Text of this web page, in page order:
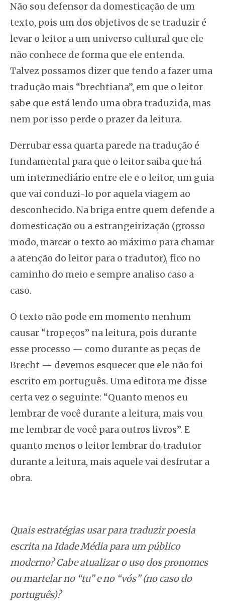
Não sou defensor da domesticação de um
texto, pois um dos objetivos de se traduzir é
levar o leitor a um universo cultural que ele
não conhece de forma que ele entenda.
Talvez possamos dizer que tendo a fazer uma
tradução mais “brechtiana”, em que o leitor
sabe que está lendo uma obra traduzida, mas
nem por isso perde o prazer da leitura.
Derrubar essa quarta parede na tradução é
fundamental para que o leitor saiba que há
um intermediário entre ele e o leitor, um guia
que vai conduzi-lo por aquela viagem ao
desconhecido. Na briga entre quem defende a
domesticação ou a estrangeirização (grosso
modo, marcar o texto ao máximo para chamar
a atenção do leitor para o tradutor), fico no
caminho do meio e sempre analiso caso a
caso.
O texto não pode em momento nenhum
causar “tropeços” na leitura, pois durante
esse processo — como durante as peças de
Brecht — devemos esquecer que ele não foi
escrito em português. Uma editora me disse
certa vez o seguinte: “Quanto menos eu
lembrar de você durante a leitura, mais vou
me lembrar de você para outros livros”. E
quanto menos o leitor lembrar do tradutor
durante a leitura, mais aquele vai desfrutar a
obra.
Quais estratégias usar para traduzir poesia
escrita na Idade Média para um público
moderno? Cabe atualizar o uso dos pronomes
ou martelar no “tu” e no “vós” (no caso do
português)?